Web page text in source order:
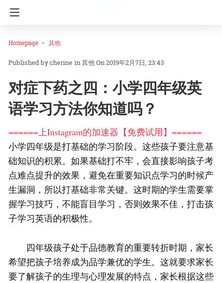
Homepage 其他
cherine in其他On 2019年2月7日, 23:43
对症下药之四：小学四年级英
语学习方法你知道吗？
======上Instagram的加速器【免费试用】======
小学四年级是打基础的学习阶段。这些孩子要注意基
础知识的积累。如果基础打不牢，会直接影响孩子考
点难点提升的效果，避免在重要知识点学习的时候产
生漏洞，所以打基础非常关键。这时期的学生需要掌
握学习技巧，不能盲目学习，否则效果不佳，打击孩
子学习英语的积极性。
四年级孩子处于品德教育的重要转折时期，家长
希望把孩子培养成为品学兼优的学生。这就要求家长
要了解孩子的生理与心理发展的特点，家长根据这些